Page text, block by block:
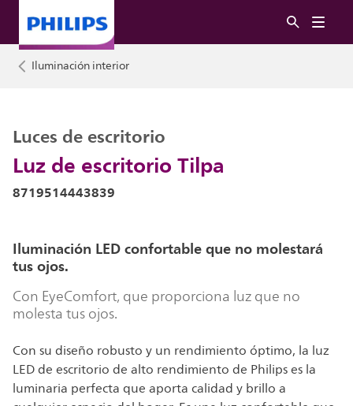
Iluminación interior
Luz de escritorio Tilpa
Luces de escritorio
8719514443839
Iluminación LED confortable que no molestará
tus ojos.
Con EyeComfort, que proporciona luz que no
molesta tus ojos.
Con su diseño robusto y un rendimiento óptimo, la luz
LED de escritorio de alto rendimiento de Philips es la
luminaria perfecta que aporta calidad y brillo a